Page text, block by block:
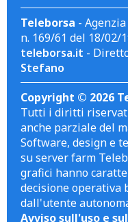
Teleborsa -
n. 169/61 del 18/02/
teleborsa.it -
Stefano
Copyright © 2026
Tutti i diritti
anche parziale del
Software, design e
su server farm
grafici hanno
decisione operativa
dall'utente
Avviso sull'uso e